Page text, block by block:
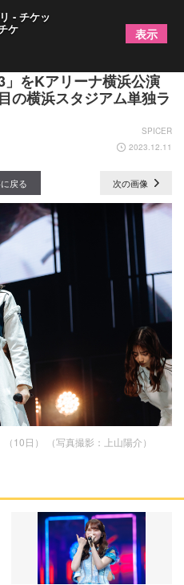
日向坂46 全国ツアー
」をKアリーナ横浜公演
の横浜スタジアム単独ラ
SPICER
2023.12.11
戻る 次の画像
10日） （写真撮影：上山陽介）
- チケッ
ケ 表示